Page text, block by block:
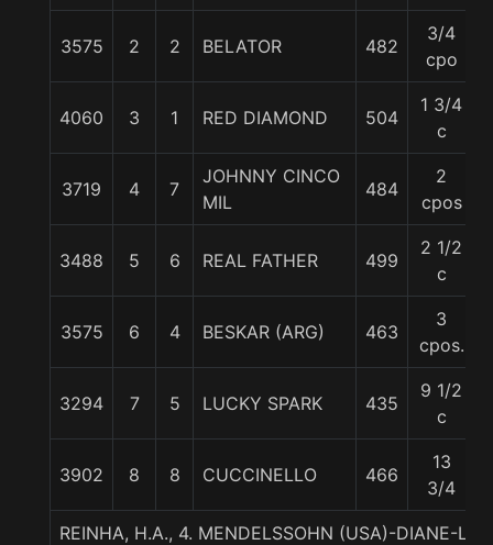
3575 2 2 BELATOR 482
3/4
cpo
4060 3 1 RED DIAMOND 504
1 3/4
c
3719 4 7
JOHNNY CINCO
MIL
484
2
cpos
3488 5 6 REAL FATHER 499
2 1/2
c
3575 6 4 BESKAR (ARG) 463
3
cpos.
3294 7 5 LUCKY SPARK 435
9 1/2
c
3902 8 8 CUCCINELLO 466
13
3/4
REINHA, H.A., 4. MENDELSSOHN (USA)-DIANE-